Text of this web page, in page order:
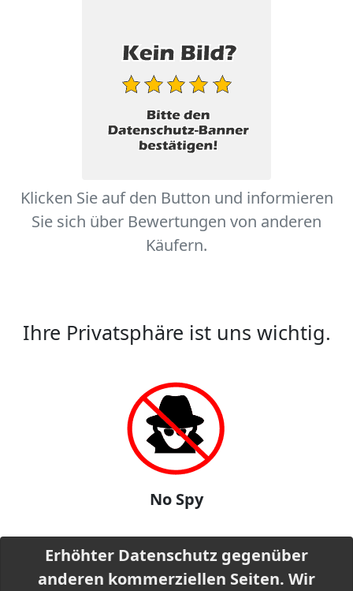
Klicken Sie auf den Button und informieren
Sie sich über Bewertungen von anderen
Käufern.
Ihre Privatsphäre ist uns wichtig.
No Spy
Erhöhter Datenschutz gegenüber
anderen kommerziellen Seiten. Wir